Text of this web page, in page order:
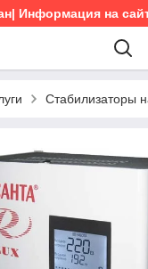
Информация на
Стабилизаторы